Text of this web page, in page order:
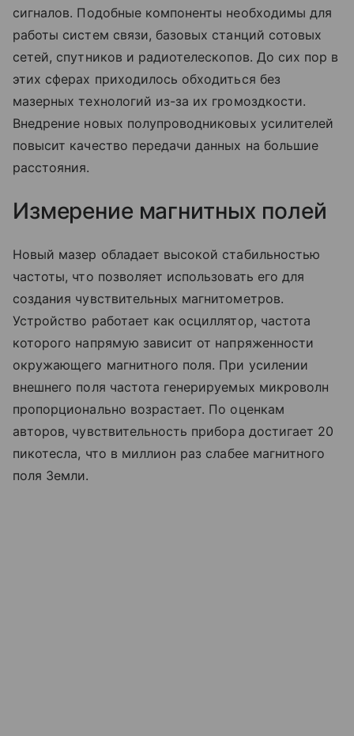
сигналов. Подобные компоненты необходимы для
работы систем связи, базовых станций сотовых
сетей, спутников и радиотелескопов. До сих пор в
этих сферах приходилось обходиться без
мазерных технологий из-за их громоздкости.
Внедрение новых полупроводниковых усилителей
повысит качество передачи данных на большие
расстояния.
Измерение магнитных полей
Новый мазер обладает высокой стабильностью
частоты, что позволяет использовать его для
создания чувствительных магнитометров.
Устройство работает как осциллятор, частота
которого напрямую зависит от напряженности
окружающего магнитного поля. При усилении
внешнего поля частота генерируемых микроволн
пропорционально возрастает. По оценкам
авторов, чувствительность прибора достигает 20
пикотесла, что в миллион раз слабее магнитного
поля Земли.